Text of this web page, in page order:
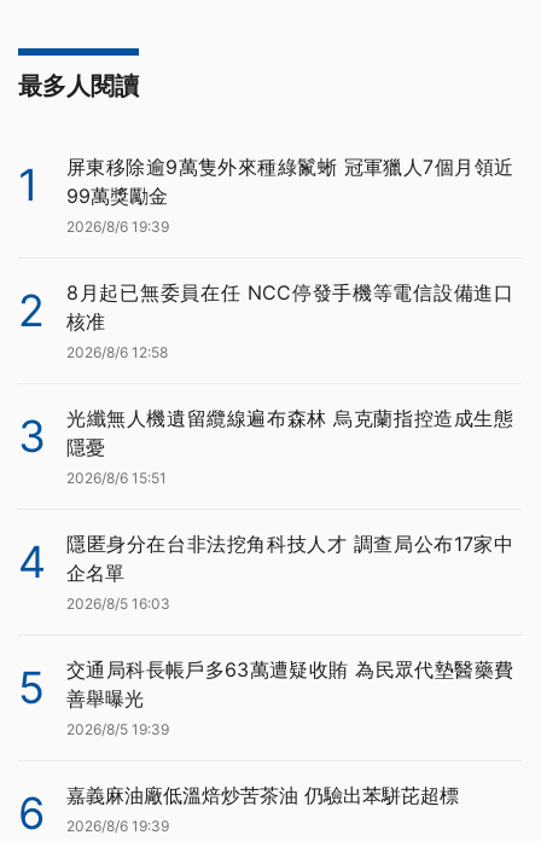
最多人閱讀
1
屏東移除逾9萬隻外來種綠鬣蜥 冠軍獵人7個月領近
99萬獎勵金
2026/8/6 19:39
2
8月起已無委員在任 NCC停發手機等電信設備進口
核准
2026/8/6 12:58
3
光纖無人機遺留纜線遍布森林 烏克蘭指控造成生態
隱憂
2026/8/6 15:51
4
隱匿身分在台非法挖角科技人才 調查局公布17家中
企名單
2026/8/5 16:03
5
交通局科長帳戶多63萬遭疑收賄 為民眾代墊醫藥費
善舉曝光
2026/8/5 19:39
6 嘉義麻油廠低溫焙炒苦茶油 仍驗出苯駢芘超標
2026/8/6 19:39